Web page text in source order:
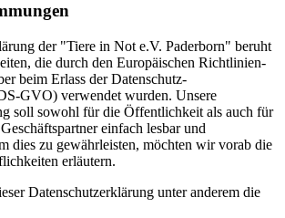
der "Tiere in Not e.V. Paderborn" beruht
die durch den Europäischen Richtlinien-
beim Erlass der Datenschutz-
GVO) verwendet wurden. Unsere
soll sowohl für die Öffentlichkeit als auch für
einfach lesbar und
dies zu gewährleisten, möchten wir vorab die
erläutern.
Datenschutzerklärung unter anderem die